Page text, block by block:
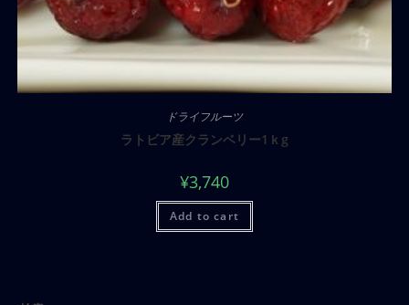
ドライフルーツ
ラトビア産クランベリー1ｋg
¥3,740
Add to cart